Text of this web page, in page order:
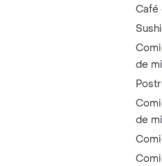
Café
de mi
de mi